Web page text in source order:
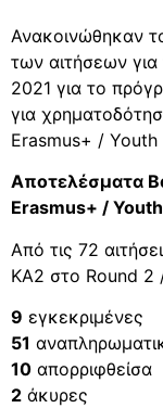
Ανακοινώθηκαν
των αιτήσεων
2021 για το
για
Erasmus+ / Youth
Αποτελέσματα
Erasmus+ / Youth
Από τις 72
ΚΑ2 στο Round 2
9 εγκεκριμένες
51
10 απορριφθείσα
2 άκυρες